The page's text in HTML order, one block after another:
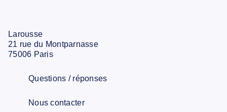
Larousse
21 rue du Montparnasse
75006 Paris
Questions / réponses
Nous contacter